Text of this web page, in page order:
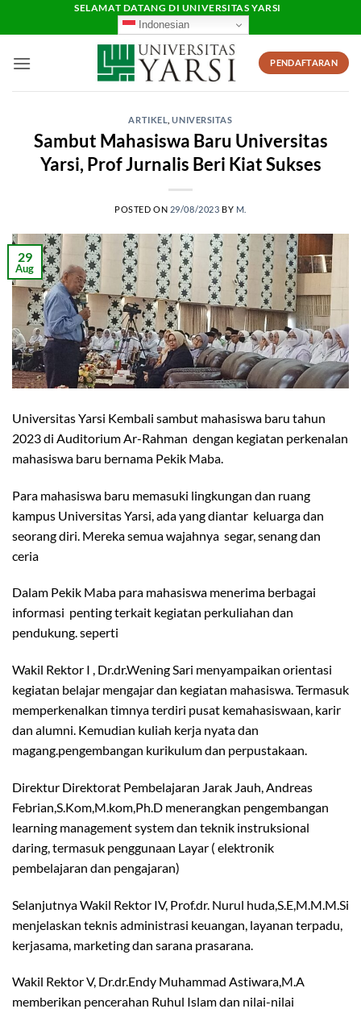
SELAMAT DATANG DI UNIVERSITAS YARSI
Indonesian
PENDAFTARAN
ARTIKEL ,UNIVERSITAS
Sambut Mahasiswa Baru Universitas
Yarsi, Prof Jurnalis Beri Kiat Sukses
POSTED ON 29/08/2023 BY M.
29
Aug
Universitas Yarsi Kembali sambut mahasiswa baru tahun
2023 di Auditorium Ar-Rahman dengan kegiatan perkenalan
mahasiswa baru bernama Pekik Maba.
Para mahasiswa baru memasuki lingkungan dan ruang
kampus Universitas Yarsi, ada yang diantar keluarga dan
seorang diri. Mereka semua wajahnya segar, senang dan
ceria
Dalam Pekik Maba para mahasiswa menerima berbagai
informasi penting terkait kegiatan perkuliahan dan
pendukung. seperti
Wakil Rektor I , Dr.dr.Wening Sari menyampaikan orientasi
kegiatan belajar mengajar dan kegiatan mahasiswa. Termasuk
memperkenalkan timnya terdiri pusat kemahasiswaan, karir
dan alumni. Kemudian kuliah kerja nyata dan
magang.pengembangan kurikulum dan perpustakaan.
Direktur Direktorat Pembelajaran Jarak Jauh, Andreas
Febrian,S.Kom,M.kom,Ph.D menerangkan pengembangan
learning management system dan teknik instruksional
daring, termasuk penggunaan Layar ( elektronik
pembelajaran dan pengajaran)
Selanjutnya Wakil Rektor IV, Prof.dr. Nurul huda,S.E,M.M.M.Si
menjelaskan teknis administrasi keuangan, layanan terpadu,
kerjasama, marketing dan sarana prasarana.
Wakil Rektor V, Dr.dr.Endy Muhammad Astiwara,M.A
memberikan pencerahan Ruhul Islam dan nilai-nilai